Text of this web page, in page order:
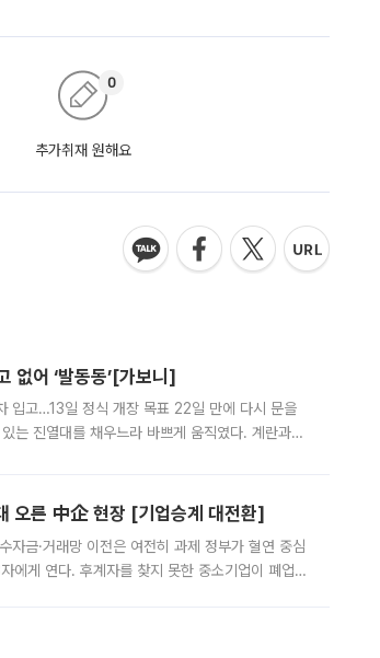
추가취재 원해요
0
없어 ‘발동동’[가보니]
입고…13일 정식 개장 목표 22일 만에 다시 문을
는 진열대를 채우느라 바쁘게 움직였다. 계란과
오른 中企 현장 [기업승계 대전환]
금·거래망 이전은 여전히 과제 정부가 혈연 중심
에게 연다. 후계자를 찾지 못한 중소기업이 폐업